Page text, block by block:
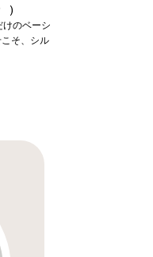
)
のベーシ
そ、シル